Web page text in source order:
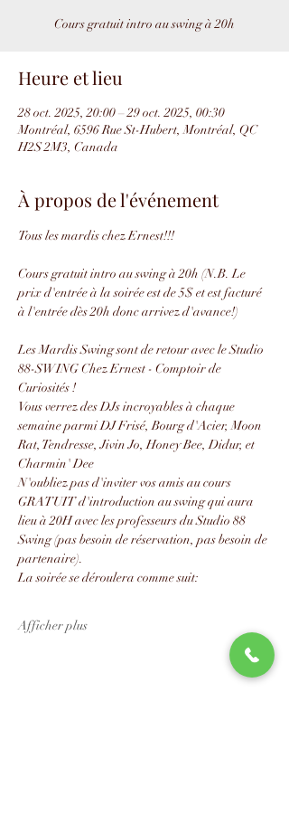
Cours gratuit intro au swing à 20h
Heure et lieu
28 oct. 2025, 20:00 – 29 oct. 2025, 00:30
Montréal, 6596 Rue St-Hubert, Montréal, QC
H2S 2M3, Canada
À propos de l'événement
Tous les mardis chez Ernest!!!
Cours gratuit intro au swing à 20h (N.B. Le
prix d'entrée à la soirée est de 5$ et est facturé
à l'entrée dès 20h donc arrivez d'avance!)
Les Mardis Swing sont de retour avec le Studio
88-SWING Chez Ernest - Comptoir de
Curiosités !
Vous verrez des DJs incroyables à chaque
semaine parmi DJ Frisé, Bourg d'Acier, Moon
Rat, Tendresse, Jivin Jo, Honey Bee, Didur, et
Charmin' Dee
N'oubliez pas d'inviter vos amis au cours
GRATUIT d'introduction au swing qui aura
lieu à 20H avec les professeurs du Studio 88
Swing (pas besoin de réservation, pas besoin de
partenaire).
La soirée se déroulera comme suit:
Afficher plus